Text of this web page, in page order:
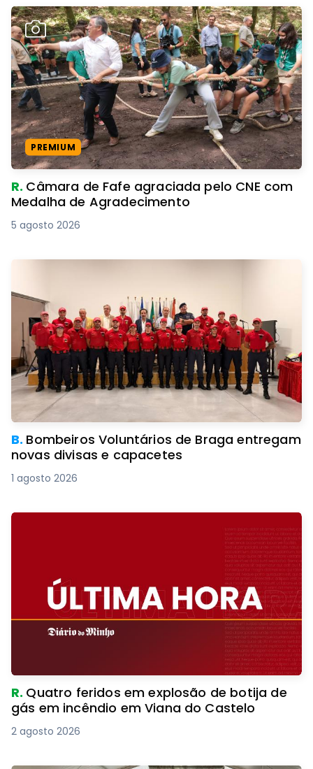
PREMIUM
R. Câmara de Fafe agraciada pelo CNE com
Medalha de Agradecimento
5 agosto 2026
B. Bombeiros Voluntários de Braga entregam
novas divisas e capacetes
1 agosto 2026
R. Quatro feridos em explosão de botija de
gás em incêndio em Viana do Castelo
2 agosto 2026